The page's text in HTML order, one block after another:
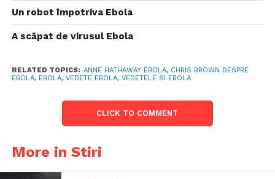
Un robot împotriva Ebola
A scăpat de virusul Ebola
RELATED TOPICS: ANNE HATHAWAY EBOLA, CHRIS BROWN DESPRE
EBOLA, EBOLA, VEDETE EBOLA, VEDETELE SI EBOLA
CLICK TO COMMENT
More in Stiri